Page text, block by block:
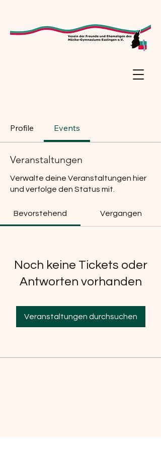
Profile Events
Veranstaltungen
Verwalte deine Veranstaltungen hier
und verfolge den Status mit.
Bevorstehend Vergangen
Noch keine Tickets oder
Antworten vorhanden
Veranstaltungen durchsuchen